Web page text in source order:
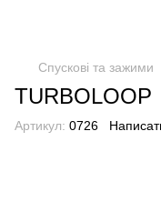
Спускові та зажими
TURBOLOOP
Артикул: 0726